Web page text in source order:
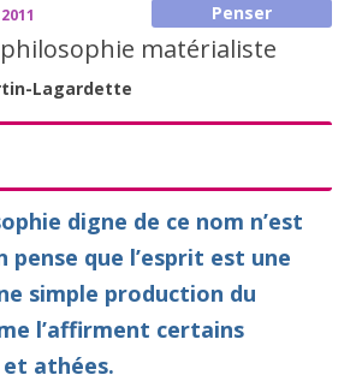
Penser
philosophie matérialiste
Lagardette
digne de ce nom n’est
pense que l’esprit est une
simple production du
l’affirment certains
athées.